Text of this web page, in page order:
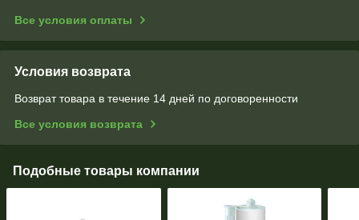
Все условия оплаты
Условия возврата
Возврат товара в течение 14 дней по договоренности
Все условия возврата
Подобные товары компании